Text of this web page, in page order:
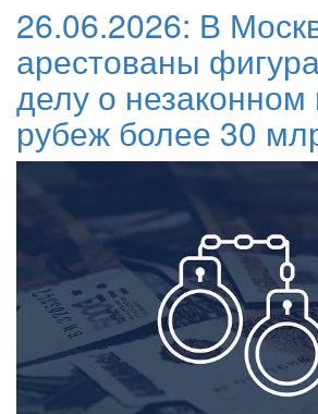
26.06.2026: В
арестованы
делу о
рубеж более 30